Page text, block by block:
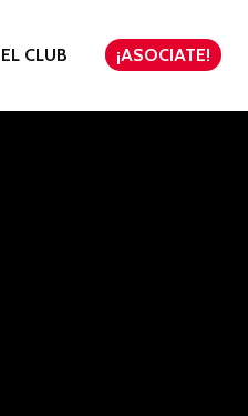
EL CLUB ¡ASOCIATE!